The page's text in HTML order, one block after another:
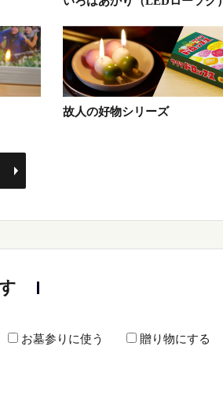
故人の好物シリーズ
お墓参りに使う
贈り物にする